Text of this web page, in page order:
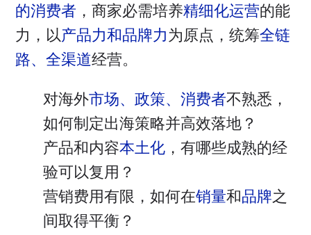
的消费者 ，商家必需培养精细化运营的能
力，以产品力和品牌力为原点，统筹全链
路、全渠道经营。
对海外市场、政策、消费者不熟悉，
如何制定出海策略并高效落地？
产品和内容本土化，有哪些成熟的经
验可以复用？
营销费用有限，如何在销量和品牌之
间取得平衡？